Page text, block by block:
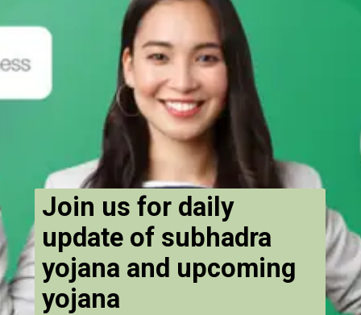
Join us for daily
update of subhadra
yojana and upcoming
yojana